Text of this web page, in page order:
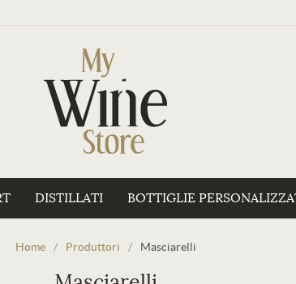
DISTILLATI BOTTIGLIE
Home / Produttori / Masciarelli